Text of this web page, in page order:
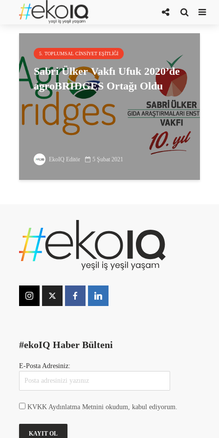
Ufuk2020
5. TOPLUMSAL CINSIYET EŞITLIĞI
Sabri Ülker Vakfı Ufuk 2020’de
agroBRIDGES Ortağı Oldu
EkoIQ Editör 5 Şubat 2021
#ekoIQ Haber Bülteni
E-Posta Adresiniz:
KVKK Aydınlatma Metnini okudum, kabul ediyorum.